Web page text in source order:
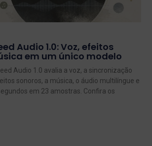
Audio 1.0: Voz, efeitos
em um único modelo
Audio 1.0 avalia a voz, a sincronização
sonoros, a música, o áudio multilíngue e
em 23 amostras. Confira os